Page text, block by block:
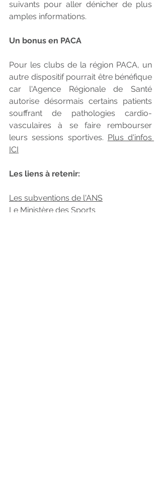
suivants pour aller dénicher de plus
amples informations.
Un bonus en PACA
Pour les clubs de la région PACA, un
autre dispositif pourrait être bénéfique
car l'Agence Régionale de Santé
autorise désormais certains patients
souffrant de pathologies cardio-
vasculaires à se faire rembourser
leurs sessions sportives. Plus d'infos
ICI
Les liens à retenir:
Les subventions de l'ANS
Le Ministère des Sports